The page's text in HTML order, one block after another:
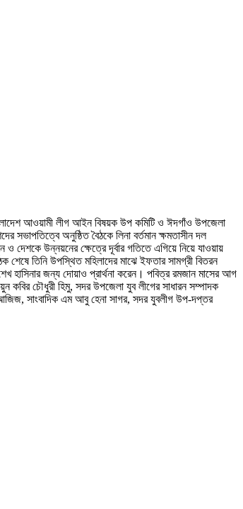
আওয়ামী লীগ আইন বিষয়ক উপ কমিটি ও ঈদগাঁও উপজেলা
সভাপতিত্বে অনুষ্ঠিত বৈঠকে লিনা বর্তমান ক্ষমতাসীন দল
ও দেশকে উন্নয়নের ক্ষেত্রে দূর্বার গতিতে এগিয়ে নিয়ে যাওয়ায়
শেষে তিনি উপস্থিত মহিলাদের মাঝে ইফতার সামগ্রী বিতরন
হাসিনার জন্য দোয়াও প্রার্থনা করেন। পবিত্র রমজান মাসের আগ
কবির চৌধুরী হিমু, সদর উপজেলা যুব লীগের সাধারন সম্পাদক
সাংবাদিক এম আবু হেনা সাগর, সদর যুবলীগ উপ-দপ্তর